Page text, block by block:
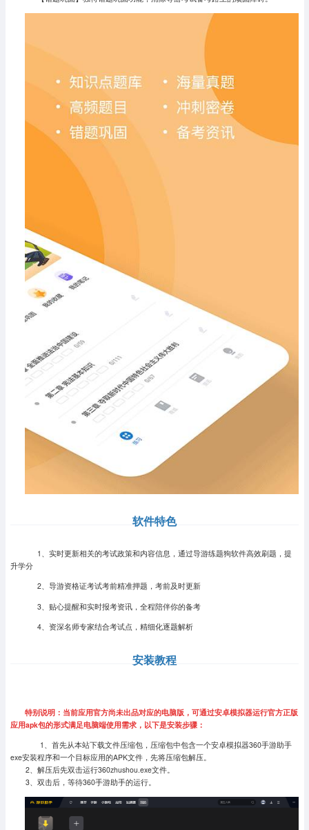
软件特色
1、实时更新相关的考试政策和内容信息，通过导游练题狗软件高效刷题，提
升学分
2、导游资格证考试考前精准押题，考前及时更新
3、贴心提醒和实时报考资讯，全程陪伴你的备考
4、资深名师专家结合考试点，精细化逐题解析
安装教程
特别说明：当前应用官方尚未出品对应的电脑版，可通过安卓模拟器运行官方正版
应用apk包的形式满足电脑端使用需求，以下是安装步骤：
1、首先从本站下载文件压缩包，压缩包中包含一个安卓模拟器360手游助手
exe安装程序和一个目标应用的APK文件，先将压缩包解压。
2、解压后先双击运行360zhushou.exe文件。
3、双击后，等待360手游助手的运行。